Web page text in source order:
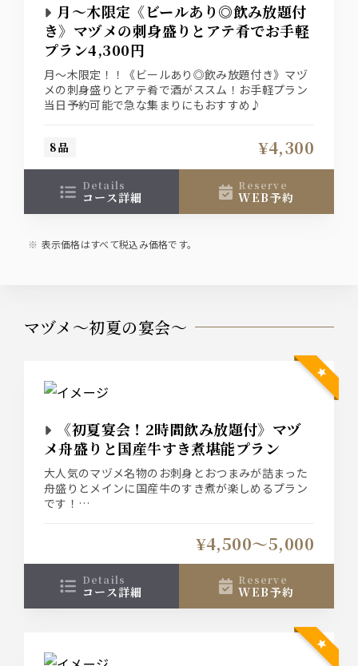
月～木限定《ビールあり◎飲み放題付
き》マヅメの刺身盛りとアテ肴でお手軽
プラン4,300円
月～木限定！！《ビールあり◎飲み放題付き》マヅ
メの刺身盛りとアテ肴で酒がススム！お手軽プラン
当日予約可能で急な集まりにもおすすめ♪
8品 ¥4,300
details
コース詳細
reserve
WEB予約
表示価格はすべて税込み価格です。
マヅメ～初夏の宴会～
《初夏宴会！2時間飲み放題付》マヅ
メ舟盛りと国産牛すき煮堪能プラン
大人気のマヅメ名物のお刺身とおつまみが詰まった
舟盛りとメインに国産牛のすき煮が楽しめるプラン
です！
飲み放題は「お手軽飲み放題」と「ビールあり◎飲
み放題」の２種類がございます！
¥4,500〜5,000
details
コース詳細
reserve
WEB予約